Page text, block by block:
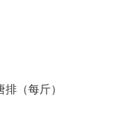
排（每斤）